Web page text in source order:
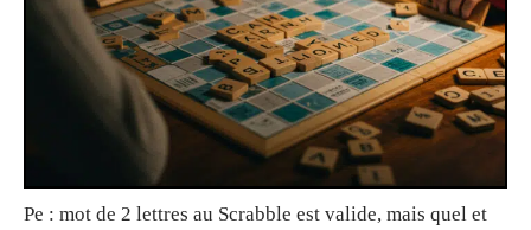
Pe : mot de 2 lettres au Scrabble est valide, mais quel et